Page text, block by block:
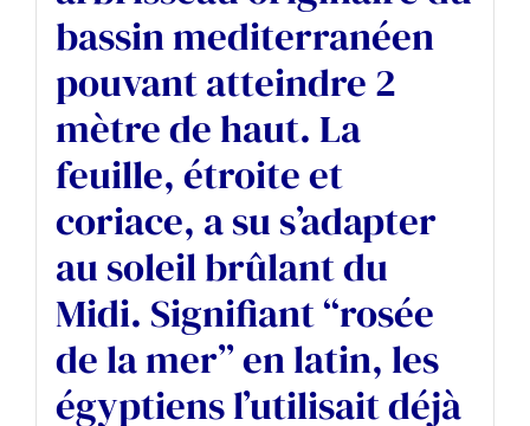
bassin mediterranéen
pouvant atteindre 2
mètre de haut. La
feuille, étroite et
coriace, a su s’adapter
au soleil brûlant du
Midi. Signifiant “rosée
de la mer” en latin, les
égyptiens l’utilisait déjà